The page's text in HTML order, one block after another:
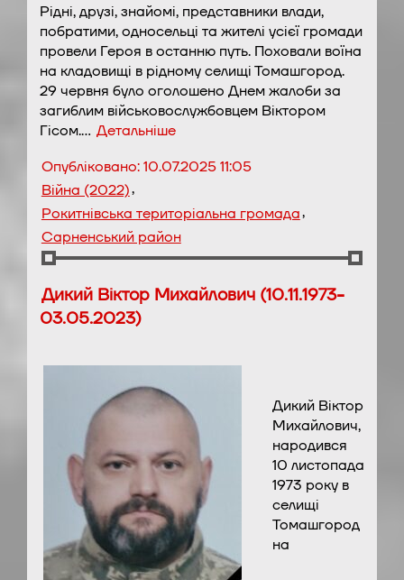
Рідні, друзі, знайомі, представники влади,
побратими, односельці та жителі усієї громади
провели Героя в останню путь. Поховали воїна
на кладовищі в рідному селищі Томашгород.
29 червня було оголошено Днем жалоби за
загиблим військовослужбовцем Віктором
Гісом.… Детальніше
Опубліковано:10.07.2025 11:05
Війна (2022),
Рокитнівська територіальна громада,
Сарненський район
Дикий Віктор Михайлович (10.11.1973-
03.05.2023)
Дикий Віктор
Михайлович,
народився
10 листопада
1973 року в
селищі
Томашгород
на